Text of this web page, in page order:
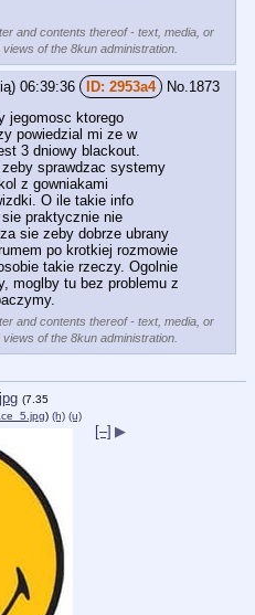
and contents thereof - text, media, or
of the 8kun administration.
06:39:36 2953a4 No. 1873
jegomosc ktorego
powiedzial mi ze w
3 dniowy blackout.
sprawdzac systemy
z gowniakami
O ile takie info
praktycznie nie
sie zeby dobrze ubrany
po krotkiej rozmowie
takie rzeczy. Ogolnie
moglby tu bez problemu z
and contents thereof - text, media, or
of the 8kun administration.
(7.35
) (h) (u)
[–] ▶